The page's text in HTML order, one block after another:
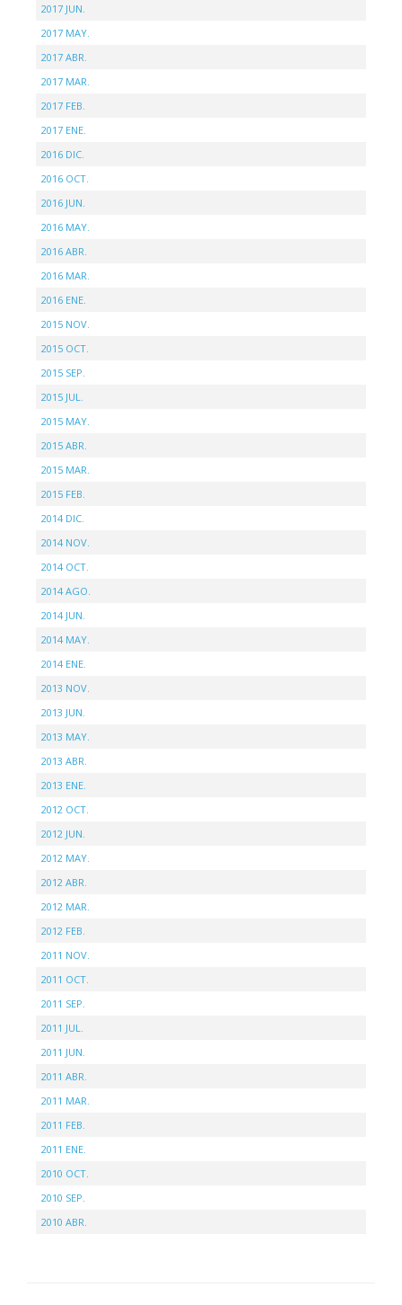
2017 JUN.
2017 MAY.
2017 ABR.
2017 MAR.
2017 FEB.
2017 ENE.
2016 DIC.
2016 OCT.
2016 JUN.
2016 MAY.
2016 ABR.
2016 MAR.
2016 ENE.
2015 NOV.
2015 OCT.
2015 SEP.
2015 JUL.
2015 MAY.
2015 ABR.
2015 MAR.
2015 FEB.
2014 DIC.
2014 NOV.
2014 OCT.
2014 AGO.
2014 JUN.
2014 MAY.
2014 ENE.
2013 NOV.
2013 JUN.
2013 MAY.
2013 ABR.
2013 ENE.
2012 OCT.
2012 JUN.
2012 MAY.
2012 ABR.
2012 MAR.
2012 FEB.
2011 NOV.
2011 OCT.
2011 SEP.
2011 JUL.
2011 JUN.
2011 ABR.
2011 MAR.
2011 FEB.
2011 ENE.
2010 OCT.
2010 SEP.
2010 ABR.